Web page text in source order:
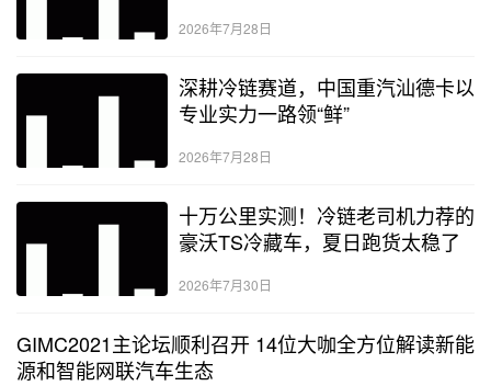
2026年7月28日
深耕冷链赛道，中国重汽汕德卡以
专业实力一路领“鲜”
2026年7月28日
十万公里实测！冷链老司机力荐的
豪沃TS冷藏车，夏日跑货太稳了
2026年7月30日
GIMC2021主论坛顺利召开 14位大咖全方位解读新能
源和智能网联汽车生态